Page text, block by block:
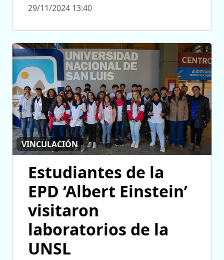
29/11/2024 13:40
VINCULACIÓN
Estudiantes de la
EPD ‘Albert Einstein’
visitaron
laboratorios de la
UNSL